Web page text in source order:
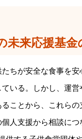
未来応援基
ちが安全な食事を
いる。しかし、運
ことから、これら
人支援から相談に